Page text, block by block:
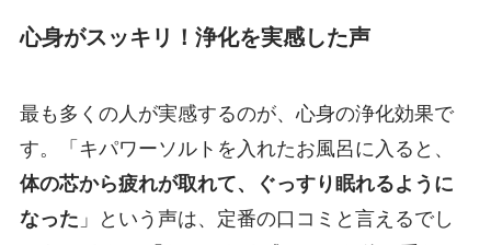
心身がスッキリ！浄化を実感した声
最も多くの人が実感するのが、心身の浄化効果で
す。「キパワーソルトを入れたお風呂に入ると、
体の芯から疲れが取れて、ぐっすり眠れるように
なった 」という声は、定番の口コミと言えるでし